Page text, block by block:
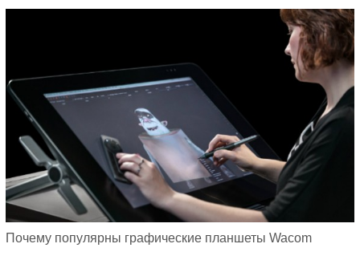
Почему популярны графические планшеты Wacom